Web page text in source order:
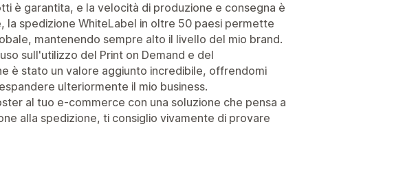
è garantita, e la velocità di produzione e consegna è
la spedizione WhiteLabel in oltre 50 paesi permette
mantenendo sempre alto il livello del mio brand.
sull'utilizzo del Print on Demand e del
è stato un valore aggiunto incredibile, offrendomi
ulteriormente il mio business.
al tuo e-commerce con una soluzione che pensa a
alla spedizione, ti consiglio vivamente di provare